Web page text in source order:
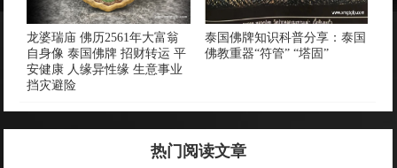
龙婆瑞庙 佛历2561年大富翁
自身像 泰国佛牌 招财转运 平
安健康 人缘异性缘 生意事业
挡灾避险
泰国佛牌知识科普分享：泰国
佛教重器“符管” “塔固”
热门阅读文章